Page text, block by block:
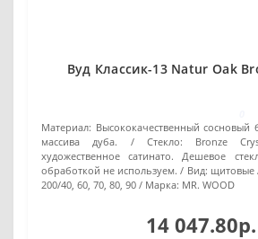
Вуд Классик-13 Natur Oak
Материал: Высококачественный сосновый
массива дуба.
Стекло:
Bronze
художественное сатинато. Дешевое
обработкой не используем.
Вид: щитовые
200/40, 60, 70, 80, 90
Марка: MR. WOOD
14 047.80р.